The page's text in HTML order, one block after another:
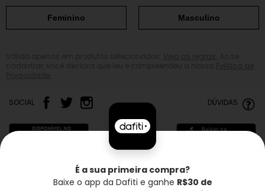
Feminino Masculino
SOCIAL DÚVIDAS
Frete grátis* Troca grátis Entrega rápida
É a sua primeira compra?
Baixe o app da Dafiti e ganhe R$30 de